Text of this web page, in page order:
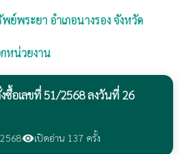
พย์พระยา อำเภอนางรอง จังหวัด
หน่วยงาน
ซื้อเลขที่ 51/2568 ลงวันที่ 26
visibilityเปิดอ่าน 137 ครั้ง